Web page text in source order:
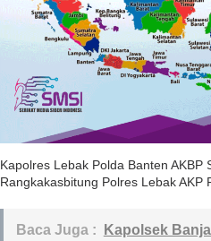
i
M
a
e
h
Kapolres Lebak Polda Banten AKBP
Rangkakasbitung Polres Lebak AKP
Baca Juga :
Kapolsek